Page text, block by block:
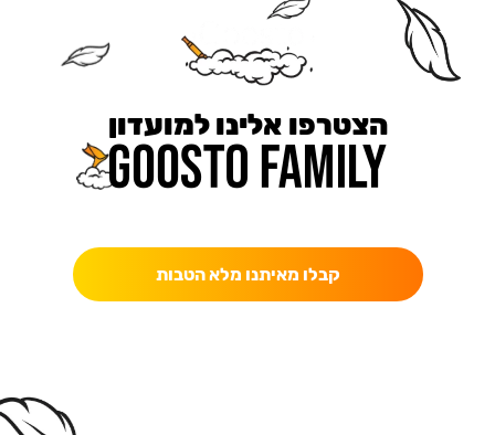
הצטרפו אלינו למועדון
קבלו מאיתנו מלא הטבות